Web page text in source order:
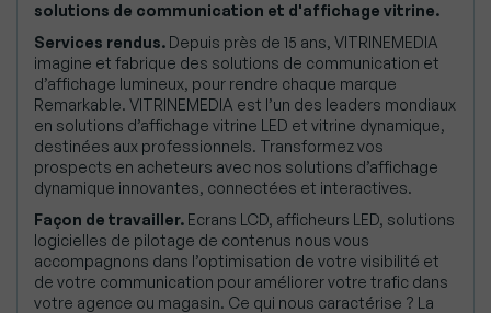
solutions de communication et d'affichage vitrine.
Services rendus. Depuis près de 15 ans, VITRINEMEDIA
imagine et fabrique des solutions de communication et
d’affichage lumineux, pour rendre chaque marque
Remarkable. VITRINEMEDIA est l’un des leaders mondiaux
en solutions d’affichage vitrine LED et vitrine dynamique,
destinées aux professionnels. Transformez vos
prospects en acheteurs avec nos solutions d’affichage
dynamique innovantes, connectées et interactives.
Façon de travailler. Ecrans LCD, afficheurs LED, solutions
logicielles de pilotage de contenus nous vous
accompagnons dans l’optimisation de votre visibilité et
de votre communication pour améliorer votre trafic dans
votre agence ou magasin. Ce qui nous caractérise ? La